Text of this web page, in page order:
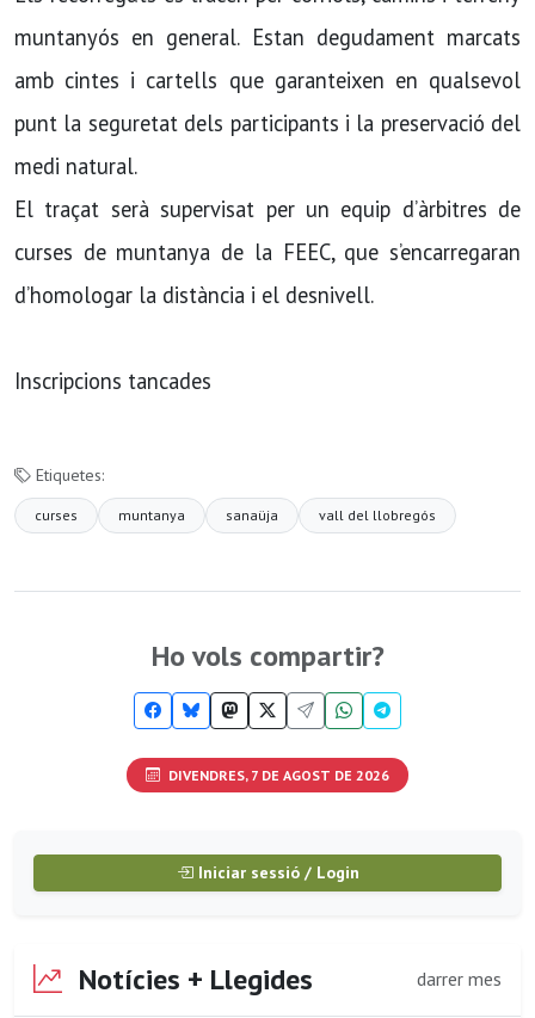
muntanyós en general. Estan degudament marcats
amb cintes i cartells que garanteixen en qualsevol
punt la seguretat dels participants i la preservació del
medi natural.
El traçat serà supervisat per un equip d’àrbitres de
curses de muntanya de la FEEC, que s’encarregaran
d’homologar la distància i el desnivell.
Inscripcions tancades
Etiquetes:
curses muntanya sanaüja vall del llobregós
Ho vols compartir?
DIVENDRES, 7 DE AGOST DE 2026
Iniciar sessió / Login
Notícies + Llegides darrer mes